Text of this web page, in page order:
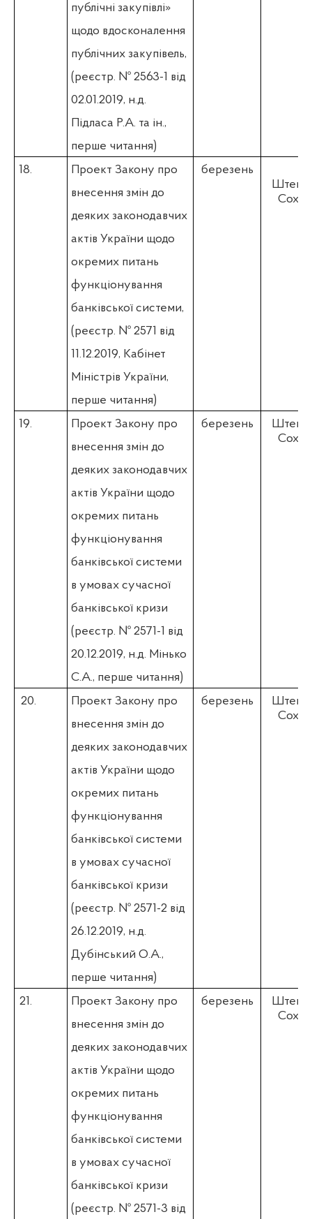
публічні закупівлі»
щодо вдосконалення
публічних закупівель,
(реєстр. № 2563-1 від
02.01.2019, н.д.
Підласа Р.А. та ін.,
перше читання)
18.
Проект Закону про
внесення змін до
деяких законодавчих
актів України щодо
окремих питань
функціонування
банківської системи,
(реєстр. № 2571 від
11.12.2019, Кабінет
Міністрів України,
перше читання)
березень
Штепа
Соха
19.
Проект Закону про
внесення змін до
деяких законодавчих
актів України щодо
окремих питань
функціонування
банківської системи
в умовах сучасної
банківської кризи
(реєстр. № 2571-1 від
20.12.2019, н.д. Мінько
С.А., перше читання)
березень
Штепа
Соха
20.
Проект Закону про
внесення змін до
деяких законодавчих
актів України щодо
окремих питань
функціонування
банківської системи
в умовах сучасної
банківської кризи
(реєстр. № 2571-2 від
26.12.2019, н.д.
Дубінський О.А.,
перше читання)
березень
Штепа
Соха
21.
Проект Закону про
внесення змін до
деяких законодавчих
актів України щодо
окремих питань
функціонування
банківської системи
в умовах сучасної
банківської кризи
(реєстр. № 2571-3 від
березень
Штепа
Соха